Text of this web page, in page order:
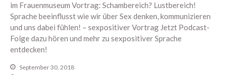
im Frauenmuseum Vortrag: Schambereich? Lustbereich!
Sprache beeinflusst wie wir über Sex denken, kommunizieren
und uns dabei fühlen! – sexpositiver Vortrag Jetzt Podcast-
Folge dazu hören und mehr zu sexpositiver Sprache
entdecken!
September 30, 2018